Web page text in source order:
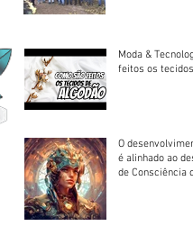
Moda &
feitos os
O
é alinhado ao
de Consciência